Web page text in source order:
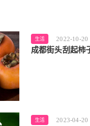
生活 2022-10-20
成都街头刮起柿
生活 2023-04-20